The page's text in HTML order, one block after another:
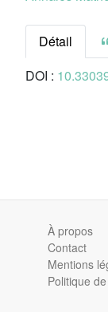
Détail
DOI :
À propos
Contact
Mentions
Politique